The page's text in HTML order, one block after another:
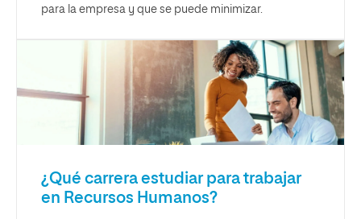
para la empresa y que se puede minimizar.
¿Qué carrera estudiar para trabajar
en Recursos Humanos?